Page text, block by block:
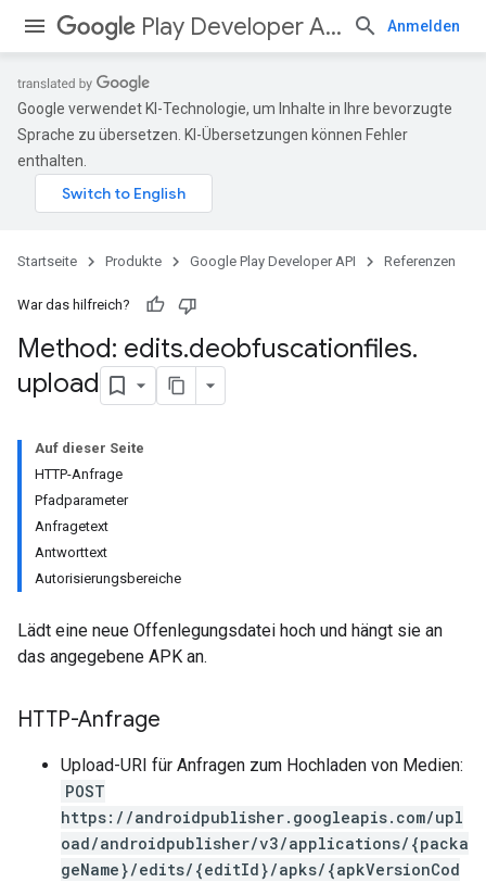
Play Developer API Anmelden
Google verwendet KI-Technologie, um Inhalte in Ihre bevorzugte
Sprache zu übersetzen. KI-Übersetzungen können Fehler
enthalten.
Startseite Produkte Google Play Developer API Referenzen
War das hilfreich?
Method: edits.deobfuscationfiles.
upload
Auf dieser Seite
HTTP-Anfrage
Pfadparameter
Anfragetext
Antworttext
Autorisierungsbereiche
Lädt eine neue Offenlegungsdatei hoch und hängt sie an
das angegebene APK an.
HTTP-Anfrage
Upload-URI für Anfragen zum Hochladen von Medien:
POST
https://androidpublisher.googleapis.com/upl
oad/androidpublisher/v3/applications/{packa
geName}/edits/{editId}/apks/{apkVersionCod